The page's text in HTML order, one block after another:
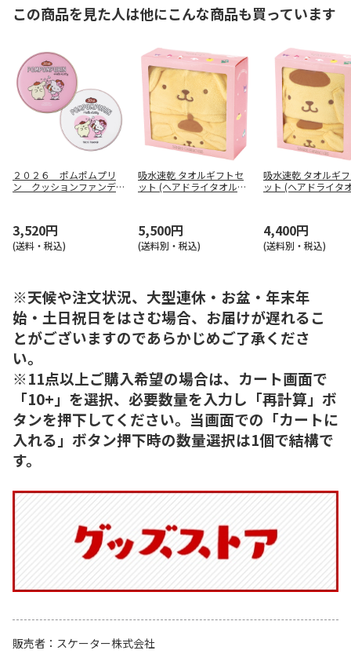
この商品を見た人は他にこんな商品も買っています
２０２６ ポムポムプリ
ン クッションファンデ＆
3,520円
(送料・税込)
吸水速乾 タオルギフトセ
ット (ヘアドライタオル・
5,500円
(送料別・税込)
吸水速乾 タオルギ
ット (ヘアドライタ
4,400円
(送料別・税込)
※天候や注文状況、大型連休・お盆・年末年
始・土日祝日をはさむ場合、お届けが遅れるこ
とがございますのであらかじめご了承くださ
い。
※11点以上ご購入希望の場合は、カート画面で
「10+」を選択、必要数量を入力し「再計算」ボ
タンを押下してください。当画面での「カートに
入れる」ボタン押下時の数量選択は1個で結構で
す。
販売者
スケーター株式会社